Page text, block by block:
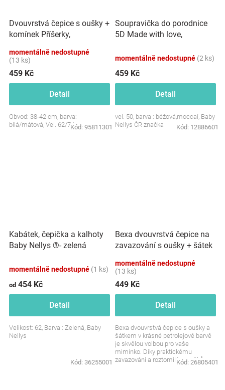
Dvouvrstvá čepice s oušky +
komínek Příšerky,
momentálně nedostupné
(13 ks)
459 Kč
Detail
Obvod: 38-42 cm, barva:
bílá/mátová, Vel. 62/74Kód: 95811301
Soupravička do porodnice
5D Made with love,
momentálně nedostupné (2 ks)
459 Kč
Detail
vel. 50, barva : béžová,moccaí, Baby
Nellys ČR značka
Kód: 12886601
Kabátek, čepička a kalhoty
Baby Nellys ®- zelená
momentálně nedostupné (1 ks)
od 454 Kč
Detail
Velikost: 62, Barva : Zelená, Baby
Nellys
Kód: 36255001
Bexa dvouvrstvá čepice na
zavazování s oušky + šátek
momentálně nedostupné
(13 ks)
449 Kč
Detail
Bexa dvouvrstvá čepice s oušky a
šátkem v krásné petrolejové barvě
je skvělou volbou pro vaše
miminko. Díky praktickému
zavazování a roztomilým ouškům
Kód: 26805401